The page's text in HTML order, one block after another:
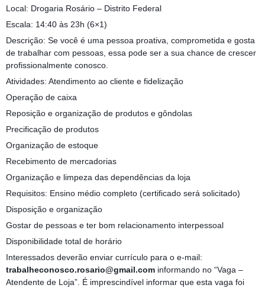
Local: Drogaria Rosário – Distrito Federal
Escala: 14:40 às 23h (6×1)
Descrição: Se você é uma pessoa proativa, comprometida e gosta
de trabalhar com pessoas, essa pode ser a sua chance de crescer
profissionalmente conosco.
Atividades: Atendimento ao cliente e fidelização
Operação de caixa
Reposição e organização de produtos e gôndolas
Precificação de produtos
Organização de estoque
Recebimento de mercadorias
Organização e limpeza das dependências da loja
Requisitos: Ensino médio completo (certificado será solicitado)
Disposição e organização
Gostar de pessoas e ter bom relacionamento interpessoal
Disponibilidade total de horário
Interessados deverão enviar currículo para o e-mail:
trabalheconosco.rosario@gmail.com informando no “Vaga –
Atendente de Loja”. É imprescindível informar que esta vaga foi